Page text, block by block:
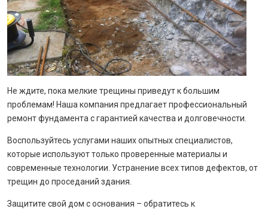
Не ждите, пока мелкие трещины приведут к большим
проблемам! Наша компания предлагает профессиональный
ремонт фундамента с гарантией качества и долговечности.
Воспользуйтесь услугами наших опытных специалистов,
которые используют только проверенные материалы и
современные технологии. Устранение всех типов дефектов, от
трещин до проседаний здания.
Защитите свой дом с основания – обратитесь к